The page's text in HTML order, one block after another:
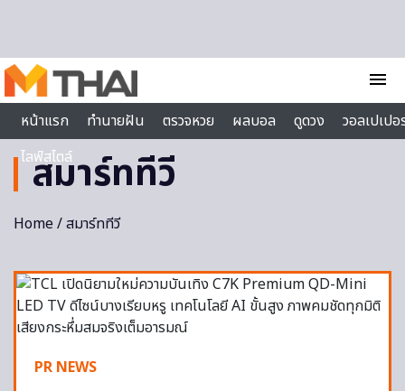
menu
หน้าแรก
ทำนายฝัน ตรวจหวย ผลบอล ดูดวง
วอลเปเป
ไลฟ์สไตล์
สมาร์ททีวี
Home/ สมาร์ททีวี
PR NEWS